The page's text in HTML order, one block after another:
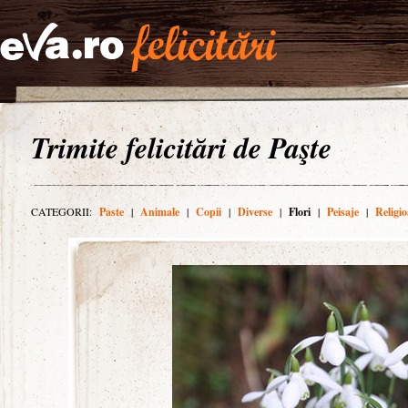
Trimite felicitări de Paşte
CATEGORII: Paste | Animale | Copii | Diverse | Flori | Peisaje |